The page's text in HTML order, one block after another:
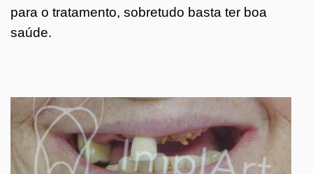
para o tratamento, sobretudo basta ter boa
saúde.